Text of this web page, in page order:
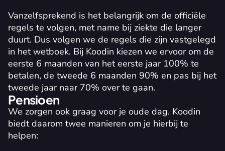
Vanzelfsprekend is het belangrijk om de officiële
regels te volgen, met name bij ziekte die langer
duurt. Dus volgen we de regels die zijn vastgelegd
in het wetboek. Bij Koodin kiezen we ervoor om de
eerste 6 maanden van het eerste jaar 100% te
betalen, de tweede 6 maanden 90% en pas bij het
tweede jaar naar 70% over te gaan.
Pensioen
We zorgen ook graag voor je oude dag. Koodin
biedt daarom twee manieren om je hierbij te
helpen: